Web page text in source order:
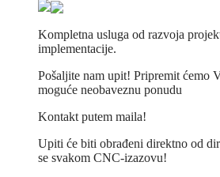
Kompletna usluga od razvoja
implementacije.
Pošaljite nam upit! Pripremit ćemo
moguće neobaveznu ponudu
Kontakt putem maila!
Upiti će biti obrađeni direktno od
se svakom CNC-izazovu!